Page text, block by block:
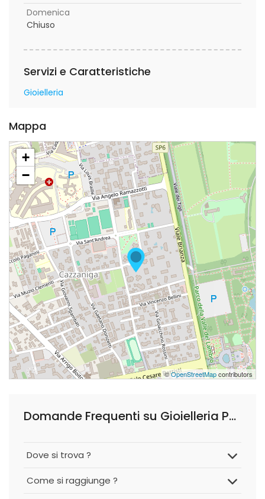
Domenica
Chiuso
Servizi e Caratteristiche
Gioielleria
Mappa
+
−
©OpenStreetMapcontributors
Domande Frequenti su Gioielleria Pavan
Dove si trova ?
Come si raggiunge ?